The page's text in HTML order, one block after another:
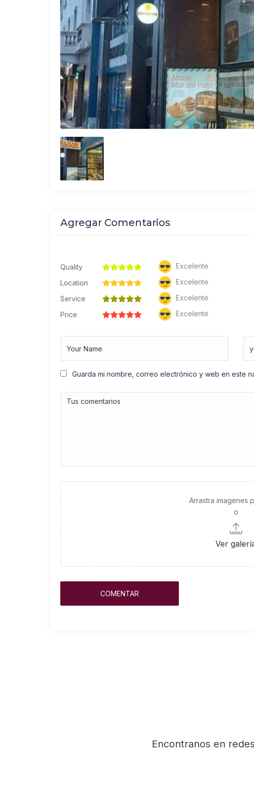
Agregar Comentarios
Quality
Excelente
Location
Excelente
Service
Excelente
Price
Excelente
Guarda mi nombre, correo electrónico y web en este
Arrastra imagenes
o
Ver
Encontranos en